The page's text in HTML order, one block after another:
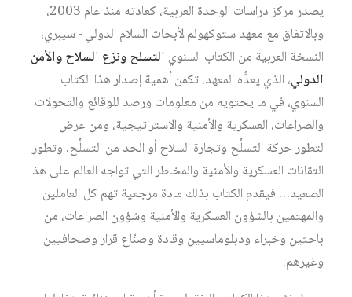
يصدرمركزدراسات الوحدة العربية، كعادته منذ عام
وبالاتفاق مع معهدستوكهولملأبحاث السلام الدولي-سيبري،
النسخة العربية من الكتاب السنوي التسلحونزع السلاحوالأمن
الدولي، الذييعدُّه المعهد.تكمنأهميةإصدارهذا الكتاب
السنوي، في مايحتويه من معلومات ورصد للوقائع والتحولات
والصراعات، العسكرية والأمنية والاستراتيجية، ومن عرض
لتطورحركة التسلُّح وتجارة السلاحأو الحد من التسلُّح، وتطور
التقانات العسكرية والأمنية والمخاطرالتيتواجه العالم على هذا
الصعيد… فيقدم الكتاب بذلك مادة مرجعيةتهم كل العاملين
والمهتمين بالشؤون العسكرية والأمنية وشؤون الصراعات، من
باحثين وخبراء ودبلوماسيين وقادة وصنّاع قراروصحافيين
وغيرهم.